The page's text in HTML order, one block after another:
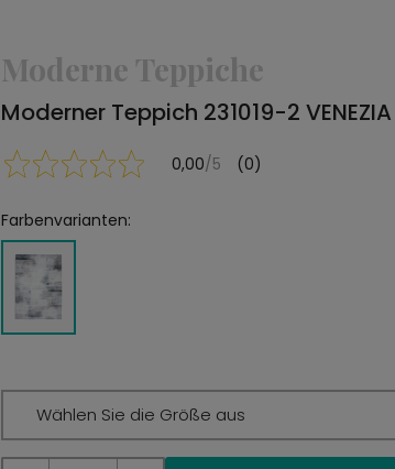
Moderne Teppiche
Moderner Teppich 231019-2 VENEZIA
0,00/5 (0)
Farbenvarianten:
Wählen Sie die Größe aus